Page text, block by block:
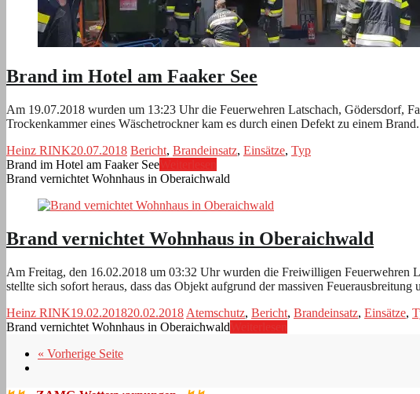
Brand im Hotel am Faaker See
Am 19.07.2018 wurden um 13:23 Uhr die Feuerwehren Latschach, Gödersdorf,
Trockenkammer eines Wäschetrockner kam es durch einen Defekt zu einem
Heinz RINK20.07.2018 Bericht, Brandeinsatz, Einsätze, Typ
Brand im Hotel am Faaker See
Brand vernichtet Wohnhaus in Oberaichwald
Brand vernichtet Wohnhaus in Oberaichwald
Am Freitag, den 16.02.2018 um 03:32 Uhr wurden die Freiwilligen Feuerwehren
stellte sich sofort heraus, dass das Objekt aufgrund der massiven
Heinz RINK19.02.201820.02.2018 Atemschutz, Bericht, Brandeinsatz, Einsätze,
Brand vernichtet Wohnhaus in Oberaichwald
« Vorherige Seite